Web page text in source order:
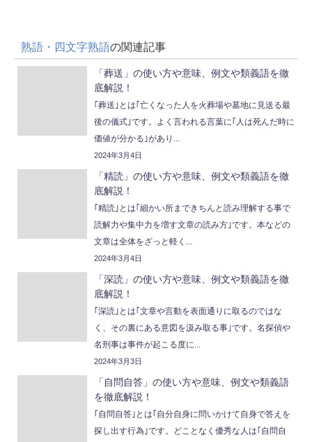
熟語・四文字熟語の関連記事
「葬送」の使い方や意味、例文や類義語を徹
底解説！
｢葬送｣とは｢亡くなった人を火葬場や墓地に見送る最
後の儀式｣です。よく言われる言葉に｢人は死んだ時に
価値が分かる｣があり...
2024年3月4日
「精読」の使い方や意味、例文や類義語を徹
底解説！
｢精読｣とは｢細かい所まできちんと読み理解する事で
読解力や集中力を増す文章の読み方｣です。本などの
文章は全体をざっと軽く...
2024年3月4日
「深読」の使い方や意味、例文や類義語を徹
底解説！
｢深読｣とは｢文章や言動を表面通りに取るのではな
く、その裏にある意図を汲み取る事｣です。名探偵や
名刑事は事件が起こる度に...
2024年3月3日
「自問自答」の使い方や意味、例文や類義語
を徹底解説！
｢自問自答｣とは｢自分自身に問いかけて自身で答えを
探し出す行為｣です。どことなく優秀な人は｢自問自